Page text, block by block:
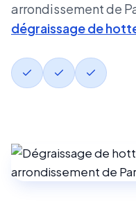
arrondissement de
dégraissage de